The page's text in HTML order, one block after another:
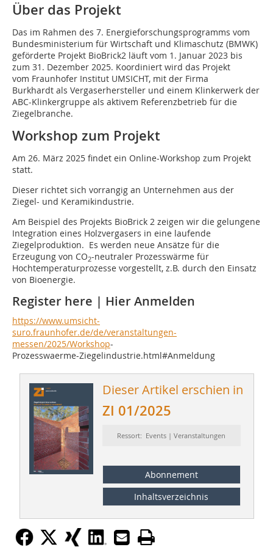
Über das Projekt
Das im Rahmen des 7. Energieforschungsprogramms vom
Bundesministerium für Wirtschaft und Klimaschutz (BMWK)
geförderte Projekt BioBrick2 läuft vom 1. Januar 2023 bis
zum 31. Dezember 2025. Koordiniert wird das Projekt
vom Fraunhofer Institut UMSICHT, mit der Firma
Burkhardt als Vergaserhersteller und einem Klinkerwerk der
ABC-Klinkergruppe als aktivem Referenzbetrieb für die
Ziegelbranche.
Workshop zum Projekt
Am 26. März 2025 findet ein Online-Workshop zum Projekt
statt.
Dieser richtet sich vorrangig an Unternehmen aus der
Ziegel- und Keramikindustrie.
Am Beispiel des Projekts BioBrick 2 zeigen wir die gelungene
Integration eines Holzvergasers in eine laufende
Ziegelproduktion. Es werden neue Ansätze für die
Erzeugung von CO2-neutraler Prozesswärme für
Hochtemperaturprozesse vorgestellt, z.B. durch den Einsatz
von Bioenergie.
Register here | Hier Anmelden
https://www.umsicht-
suro.fraunhofer.de/de/veranstaltungen-
messen/2025/Workshop-
Prozesswaerme-Ziegelindustrie.html#Anmeldung
Dieser Artikel erschien in
ZI 01/2025
Ressort: Events | Veranstaltungen
Abonnement
Inhaltsverzeichnis